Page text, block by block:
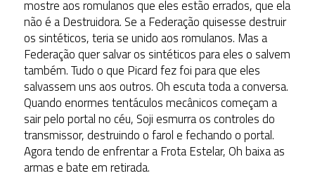
mostre aos romulanos que eles estão errados, que ela
não é a Destruidora. Se a Federação quisesse destruir
os sintéticos, teria se unido aos romulanos. Mas a
Federação quer salvar os sintéticos para eles o salvem
também. Tudo o que Picard fez foi para que eles
salvassem uns aos outros. Oh escuta toda a conversa.
Quando enormes tentáculos mecânicos começam a
sair pelo portal no céu, Soji esmurra os controles do
transmissor, destruindo o farol e fechando o portal.
Agora tendo de enfrentar a Frota Estelar, Oh baixa as
armas e bate em retirada.